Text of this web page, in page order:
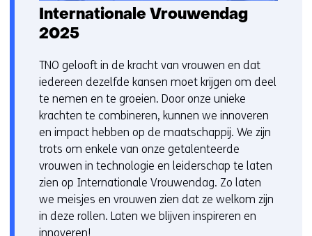
a
e
r
e
w
e
b
s
i
t
e
Internationale Vrouwendag
2025
TNO gelooft in de kracht van vrouwen en dat
iedereen dezelfde kansen moet krijgen om deel
te nemen en te groeien. Door onze unieke
krachten te combineren, kunnen we innoveren
en impact hebben op de maatschappij. We zijn
trots om enkele van onze getalenteerde
vrouwen in technologie en leiderschap te laten
zien op Internationale Vrouwendag. Zo laten
we meisjes en vrouwen zien dat ze welkom zijn
in deze rollen. Laten we blijven inspireren en
innoveren!